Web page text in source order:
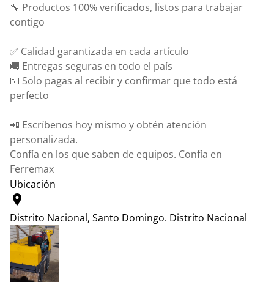
🔧 Productos 100% verificados, listos para trabajar
contigo
✅ Calidad garantizada en cada artículo
🚚 Entregas seguras en todo el país
💵 Solo pagas al recibir y confirmar que todo está
perfecto
📲 Escríbenos hoy mismo y obtén atención
personalizada.
Confía en los que saben de equipos. Confía en
Ferremax
Ubicación
location_on
Distrito Nacional, Santo Domingo. Distrito Nacional
+
−
Leaflet|© OpenStreetMap contributors